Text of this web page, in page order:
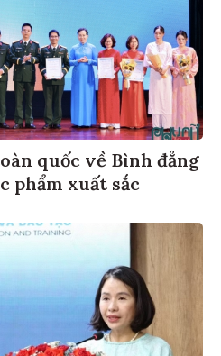
quốc về Bình đẳng
phẩm xuất sắc